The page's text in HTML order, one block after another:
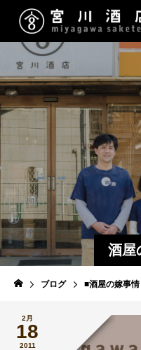
酒屋
ブログ ■酒屋の嫁事情
2月
18
2011